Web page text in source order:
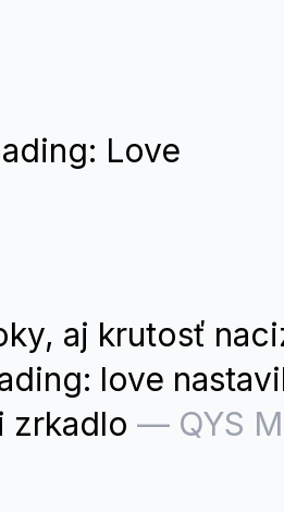
Love
aj krutosť
love
zrkadlo — QYS